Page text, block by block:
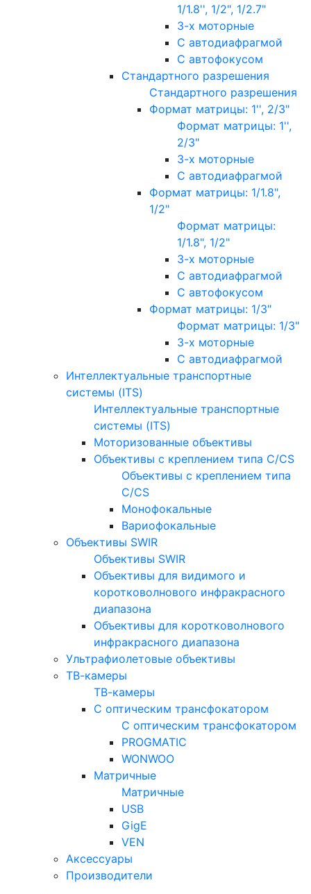
1/1.8'', 1/2", 1/2.7"
3-х моторные
С автодиафрагмой
С автофокусом
Стандартного разрешения
Стандартного разрешения
Формат матрицы: 1'', 2/3"
Формат матрицы: 1'',
2/3"
3-х моторные
С автодиафрагмой
Формат матрицы: 1/1.8",
1/2"
Формат матрицы:
1/1.8", 1/2"
3-х моторные
С автодиафрагмой
С автофокусом
Формат матрицы: 1/3"
Формат матрицы: 1/3"
3-х моторные
С автодиафрагмой
Интеллектуальные транспортные
системы (ITS)
Интеллектуальные транспортные
системы (ITS)
Моторизованные объективы
Объективы с креплением типа C/CS
Объективы с креплением типа
C/CS
Монофокальные
Вариофокальные
Объективы SWIR
Объективы SWIR
Объективы для видимого и
коротковолнового инфракрасного
диапазона
Объективы для коротковолнового
инфракрасного диапазона
Ультрафиолетовые объективы
ТВ-камеры
ТВ-камеры
С оптическим трансфокатором
С оптическим трансфокатором
PROGMATIC
WONWOO
Матричные
Матричные
USB
GigE
VEN
Аксессуары
Производители